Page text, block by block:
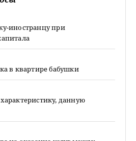
иностранцу при
в квартире бабушки
данную